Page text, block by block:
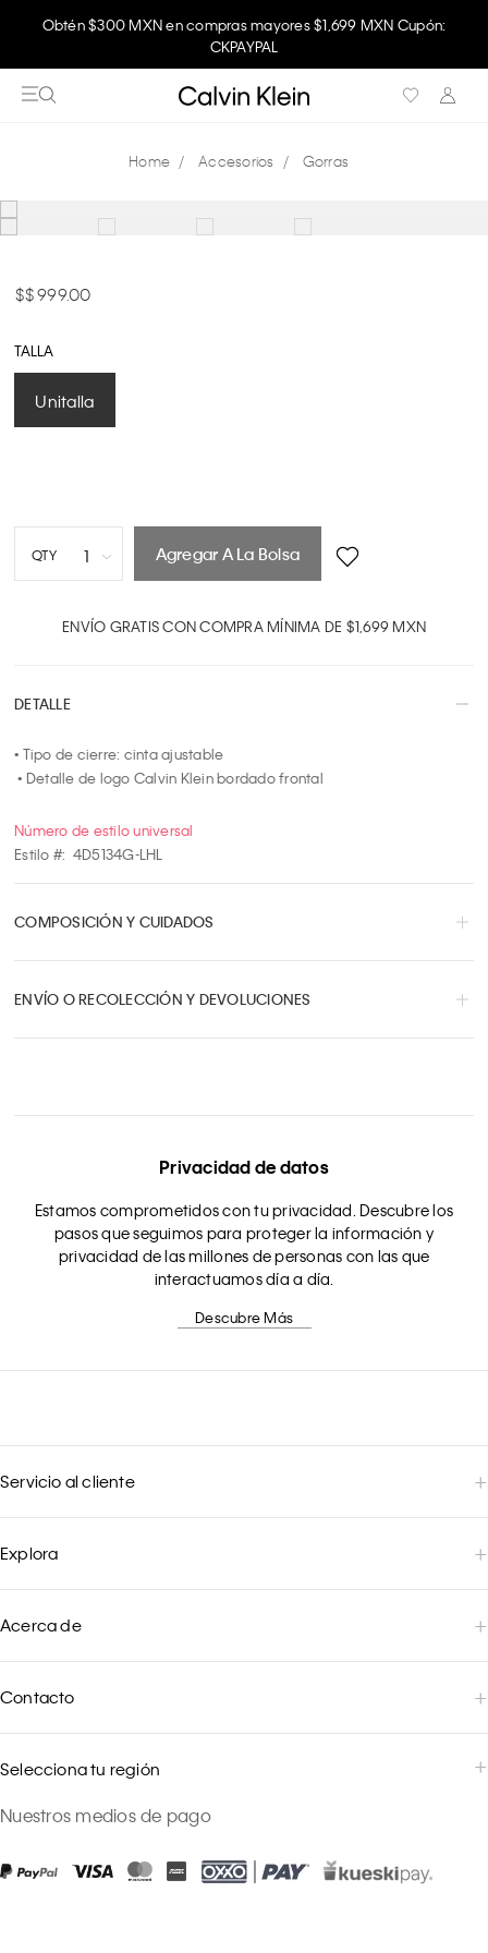
Obtén $300 MXN en compras mayores $1,699 MXN Cupón:
CKPAYPAL
Accesorios Gorras
$ 999.00
TALLA
Unitalla
QTY 1
5
7
10
Agregar A La Bolsa
ENVÍO GRATIS CON COMPRA MÍNIMA DE $1,699 MXN
DETALLE
• Tipo de cierre: cinta ajustable
• Detalle de logo Calvin Klein bordado frontal
Número de estilo universal
Estilo #: 4D5134G-LHL
COMPOSICIÓN Y CUIDADOS
ENVÍO O RECOLECCIÓN Y DEVOLUCIONES
Privacidad de datos
Estamos comprometidos con tu privacidad. Descubre los
pasos que seguimos para proteger la información y
privacidad de las millones de personas con las que
interactuamos día a día.
Descubre Más
Servicio al cliente
Explora
Acerca de
Contacto
Selecciona tu región
Nuestros medios de pago